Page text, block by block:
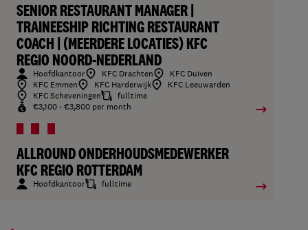
SENIOR RESTAURANT MANAGER |
TRAINEESHIP RICHTING RESTAURANT
COACH | (MEERDERE LOCATIES) KFC
REGIO NOORD-NEDERLAND
Hoofdkantoor KFC Drachten
KFC Duiven
KFC Emmen
KFC Harderwijk
KFC Leeuwarden
KFC Scheveningen
fulltime
€3,100 - €3,800 per month
ALLROUND ONDERHOUDSMEDEWERKER
KFC REGIO ROTTERDAM
Hoofdkantoor fulltime